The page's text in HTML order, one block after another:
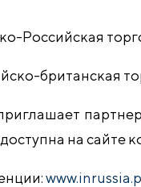
Российская
британская
на сайте